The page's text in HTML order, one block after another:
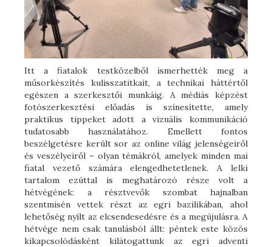
Itt a fiatalok testközelből ismerhették meg a
műsorkészítés kulisszatitkait, a technikai háttértől
egészen a szerkesztői munkáig. A médiás képzést
fotószerkesztési előadás is színesítette, amely
praktikus tippeket adott a vizuális kommunikáció
tudatosabb használatához. Emellett fontos
beszélgetésre került sor az online világ jelenségeiről
és veszélyeiről – olyan témákról, amelyek minden mai
fiatal vezető számára elengedhetetlenek. A lelki
tartalom ezúttal is meghatározó része volt a
hétvégének: a résztvevők szombat hajnalban
szentmisén vettek részt az egri bazilikában, ahol
lehetőség nyílt az elcsendesedésre és a megújulásra. A
hétvége nem csak tanulásból állt: péntek este közös
kikapcsolódásként kilátogattunk az egri adventi